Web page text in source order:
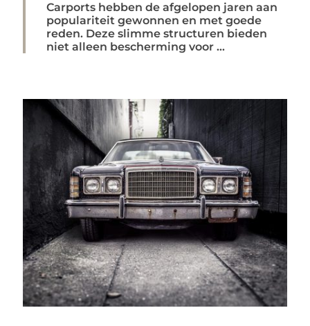
Carports hebben de afgelopen jaren aan
populariteit gewonnen en met goede
reden. Deze slimme structuren bieden
niet alleen bescherming voor ...